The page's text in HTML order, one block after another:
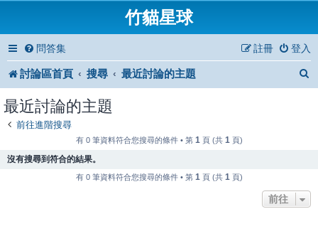
竹貓星球
問答集 登入
註冊
討論區首頁 搜尋 最近討論的主題
最近討論的主題
前往進階搜尋
有 0 筆資料符合您搜尋的條件 • 第 1 頁 (共 1 頁)
沒有搜尋到符合的結果。
有 0 筆資料符合您搜尋的條件 • 第 1 頁 (共 1 頁)
前往